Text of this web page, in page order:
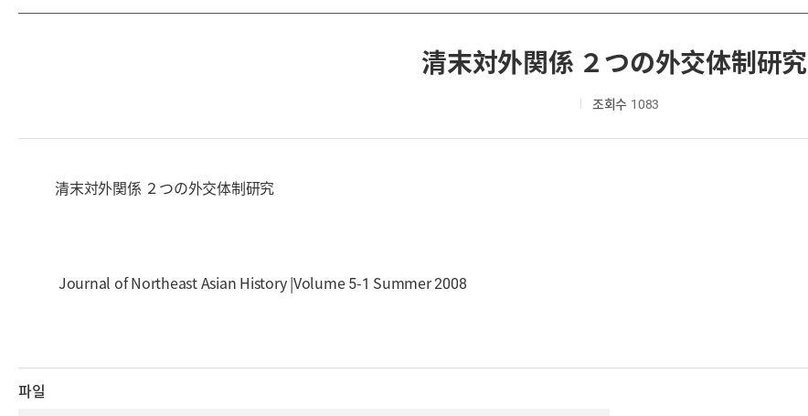
清末対外関係 ２つの外交体制研究
조회수 1083
清末対外関係 ２つの外交体制研究
Journal of Northeast Asian History |Volume 5-1 Summer 2008
파일